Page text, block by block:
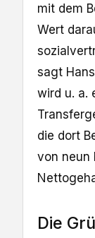
mit dem
Wert
sagt
wird u. a.
die dort
von neun
Die